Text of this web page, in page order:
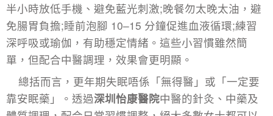
半小時放低手機、避免藍光刺激;晚餐勿太晚太油，避
免腸胃負擔;睡前泡腳 10–15 分鐘促進血液循環;練習
深呼吸或瑜伽，有助穩定情緒。這些小習慣雖然簡
單，但配合中醫調理，效果會更明顯。
總括而言，更年期失眠唔係「無得醫」或「一定要
靠安眠藥」。透過深圳怡康醫院中醫的針灸、中藥及